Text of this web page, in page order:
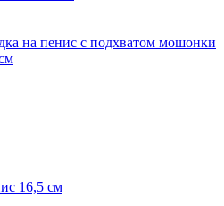
на пенис с подхватом мошонки